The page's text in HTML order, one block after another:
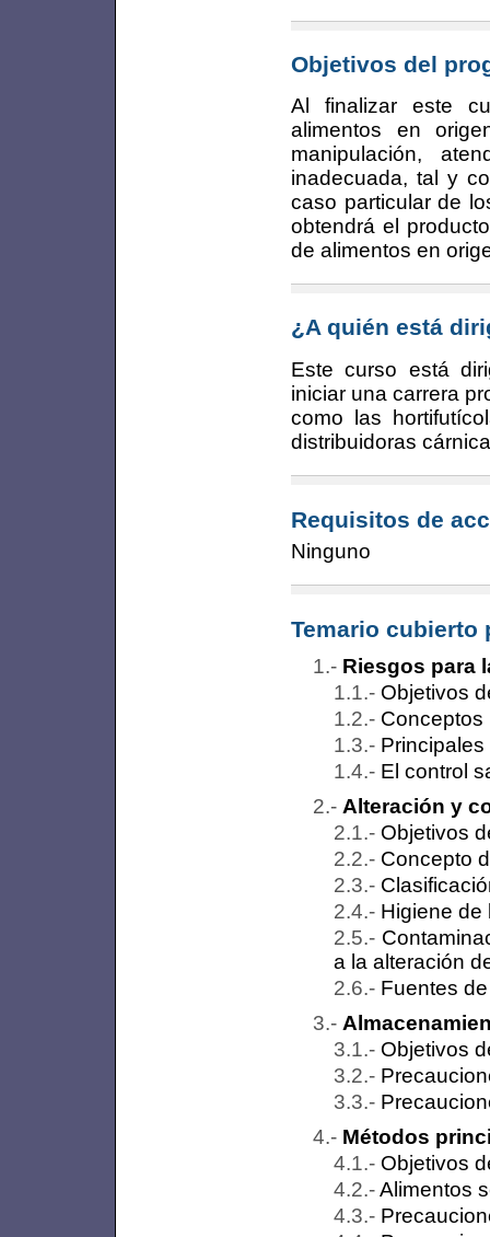
Objetivos del
Al finalizar este
alimentos en
manipulación,
inadecuada, tal y
caso particular de
obtendrá el
de alimentos en
¿A quién está
Este curso está
iniciar una carrera
como las
distribuidoras
Requisitos de
Ninguno
Temario cubierto
Riesgos para
Objetivos
Conceptos
El control
Alteración y
Objetivos
Concepto
Higiene de
a la alteración
Fuentes
Objetivos
Métodos
Objetivos
Alimentos